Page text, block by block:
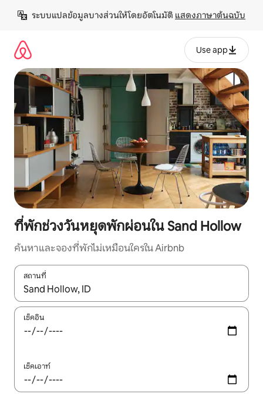
เนื้อหา
ระบบแปลข้อมูลบางส่วนให้โดยอัตโนมัติ แสดงภาษาต้นฉบับ
Use app
ที่พักช่วงวันหยุดพักผ่อนใน Sand Hollow
ค้นหาและจองที่พักไม่เหมือนใครใน Airbnb
สถานที่
ใช้ลูกศรขึ้นลง หรือใช้การสัมผัสหรือปัด เพื่อสำรวจผลการค้นหา
เช็คอิน
เช็คเอาท์